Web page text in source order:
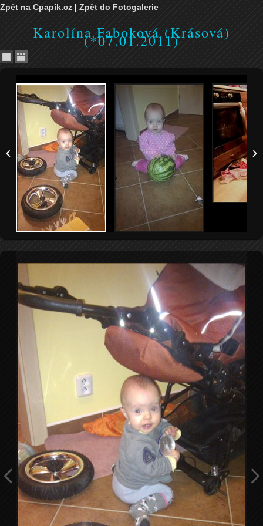
Zpět na Cpapík.cz | Zpět do Fotogalerie
Karolína Faboková (Krásová)
(*07.01.2011)